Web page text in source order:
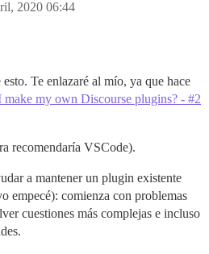
2020 06:44
Te enlazaré al mío, ya que hace
my own Discourse plugins? - #2
recomendaría VSCode).
a mantener un plugin existente
empecé): comienza con problemas
cuestiones más complejas e incluso